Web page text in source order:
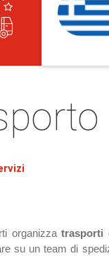
organizza trasporti
su un team di